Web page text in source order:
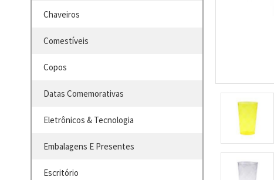
Chaveiros
Comestíveis
Copos
Datas Comemorativas
Eletrônicos & Tecnologia
Embalagens E Presentes
Escritório